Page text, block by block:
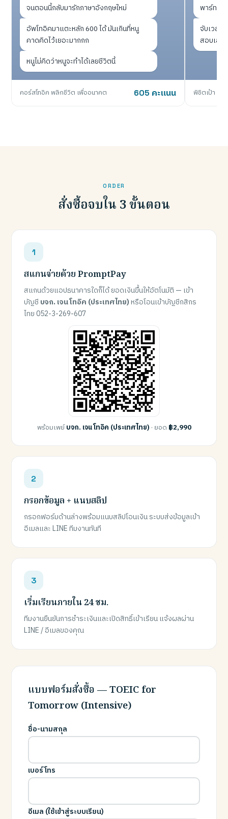
จนตอนนี้กลับมารักภาษาอังกฤษใหม่
อัพโทอิคมาแตะหลัก 600 ได้ มันเกินที่หนู
คาดคิดไว้เยอะมากกก
หนูไม่คิดว่าหนูจะทำได้เลยชีวิตนี้
คอร์สโทอิค พลิกชีวิต เพื่ออนาคต 605 คะแนน
พาร์ท ค
จับเวลา
สอบเลย
พิชิตเป้า
ORDER
สั่งซื้อจบใน 3 ขั้นตอน
สแกนจ่ายด้วย PromptPay
สแกนด้วยแอปธนาคารใดก็ได้ ยอดเงินขึ้นให้อัตโนมัติ — เข้า
บัญชี บจก. เจน โทอิค (ประเทศไทย)หรือโอนเข้าบัญชีกสิกร
ไทย 052-3-269-607
พร้อมเพย์บจก. เจน โทอิค (ประเทศไทย) · ยอด ฿2,990
กรอกข้อมูล + แนบสลิป
กรอกฟอร์มด้านล่างพร้อมแนบสลิปโอนเงิน ระบบส่งข้อมูลเข้า
อีเมลและ LINE ทีมงานทันที
เริ่มเรียนภายใน 24 ชม.
ทีมงานยืนยันการชำระเงินและเปิดสิทธิ์เข้าเรียน แจ้งผลผ่าน
LINE / อีเมลของคุณ
แบบฟอร์มสั่งซื้อ — TOEIC for
Tomorrow (Intensive)
ชื่อ-นามสกุล
เบอร์โทร
อีเมล (ใช้เข้าสู่ระบบเรียน)